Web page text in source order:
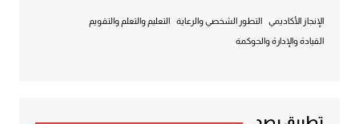
الإنجاز الأكاديمي التطور الشخصي والرعاية التعليم والتعلم والتقويم
القيادة والإدارة والحوكمة